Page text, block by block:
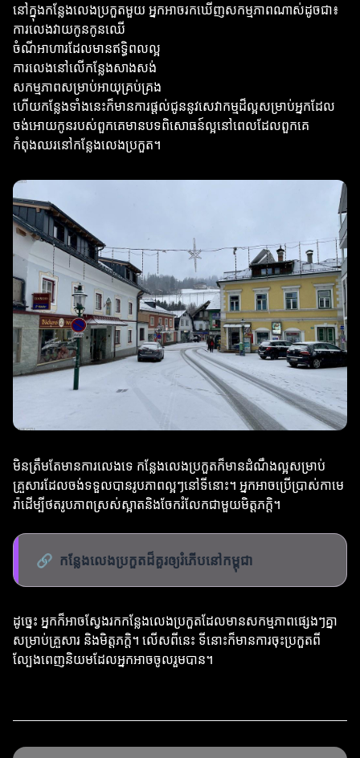
នៅក្នុងកន្លែងលេងប្រកួតមួយ អ្នកអាចរកឃើញសកម្មភាពណាស់ដូចជា៖
ការលេងវាយកូនកូនឈើ
ចំណីអាហារដែលមានឥទ្ធិពលល្អ
ការលេងនៅលើកន្លែងសាងសង់
សកម្មភាពសម្រាប់អាយុគ្រប់គ្រង
ហើយកន្លែងទាំងនេះក៏មានការផ្តល់ជូននូវសេវាកម្មដ៏ល្អសម្រាប់អ្នកដែល
ចង់អោយកូនរបស់ពួកគេមានបទពិសោធន៍ល្អនៅពេលដែលពួកគេ
កំពុងឈរនៅកន្លែងលេងប្រកួត។
មិនត្រឹមតែមានការលេងទេ កន្លែងលេងប្រកួតក៏មានដំណឹងល្អសម្រាប់
គ្រួសារដែលចង់ទទួលបានរូបភាពល្អៗនៅទីនោះ។ អ្នកអាចប្រើប្រាស់កាមេ
រ៉ាដើម្បីថតរូបភាពស្រស់ស្អាតនិងចែករំលែកជាមួយមិត្តភក្តិ។
🔗 កន្លែងលេងប្រកួតដ៏គួរឲ្យរំភើបនៅកម្ពុជា
ដូច្នេះ អ្នកក៏អាចស្វែងរកកន្លែងលេងប្រកួតដែលមានសកម្មភាពផ្សេងៗគ្នា
សម្រាប់គ្រួសារ និងមិត្តភក្តិ។ លើសពីនេះ ទីនោះក៏មានការចុះប្រកួតពី
ល្បែងពេញនិយមដែលអ្នកអាចចូលរួមបាន។